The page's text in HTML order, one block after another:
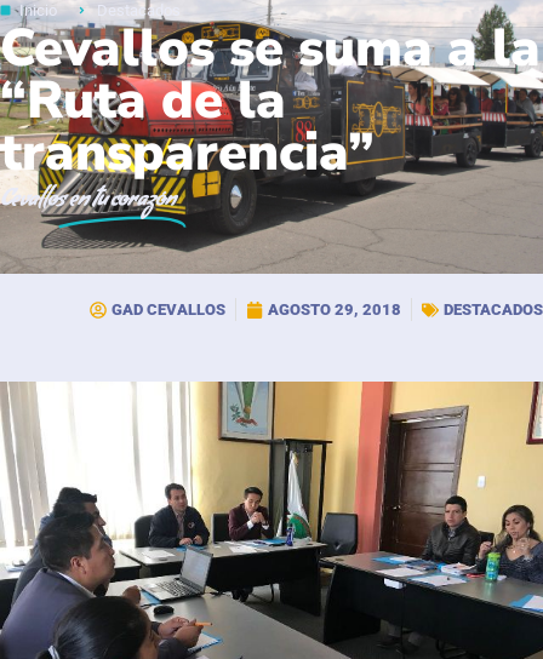
Inicio Destacados
Cevallos se suma a la
“Ruta de la
transparencia”
Cevallosen tu corazón
GAD CEVALLOS AGOSTO 29, 2018 DESTACADOS